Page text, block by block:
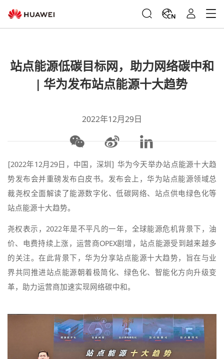
CN
站点能源低碳目标网，助力网络碳中和
| 华为发布站点能源十大趋势
2022年12月29日
[2022年12月29日，中国，深圳] 华为今天举办站点能源十大趋
势发布会并重磅发布白皮书。发布会上，华为站点能源领域总
裁尧权全面解读了能源数字化、低碳网络、站点供电绿色化等
站点能源十大趋势。
尧权表示，2022年是不平凡的一年，全球能源危机背景下，油
价、电费持续上涨，运营商OPEX剧增，站点能源受到越来越多
的关注。在此背景下，华为分享站点能源十大趋势，旨在与业
界共同推进站点能源朝着极简化、绿色化、智能化方向升级变
革，助力运营商加速实现网络碳中和。